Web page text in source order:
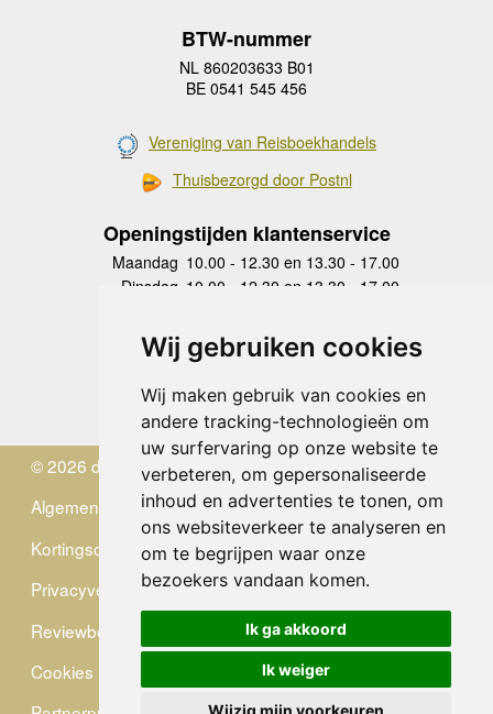
Wij gebruiken cookies
Wij maken gebruik van cookies en
andere tracking-technologieën om
uw surfervaring op onze website te
verbeteren, om gepersonaliseerde
inhoud en advertenties te tonen, om
ons websiteverkeer te analyseren en
om te begrijpen waar onze
bezoekers vandaan komen.
Ik ga akkoord
Ik weiger
Wijzig mijn voorkeuren
BTW-nummer
NL 860203633 B01
BE 0541 545 456
Vereniging van Reisboekhandels
Thuisbezorgd door Postnl
Openingstijden klantenservice
Maandag 10.00 - 12.30 en 13.30 - 17.00
Dinsdag 10.00 - 12.30 en 13.30 - 17.00
Donderdag
10.00 - 12.30 en 13.30 - 17.00
Vrijdag 10.00 - 12.30 en 13.30 - 17.00
Zaterdag
gesloten
Zondag gesloten
© 2026 de Zwerver
Algemene Voorwaarden
Kortingscode
Privacyverklaring
Reviewbeleid
Cookies